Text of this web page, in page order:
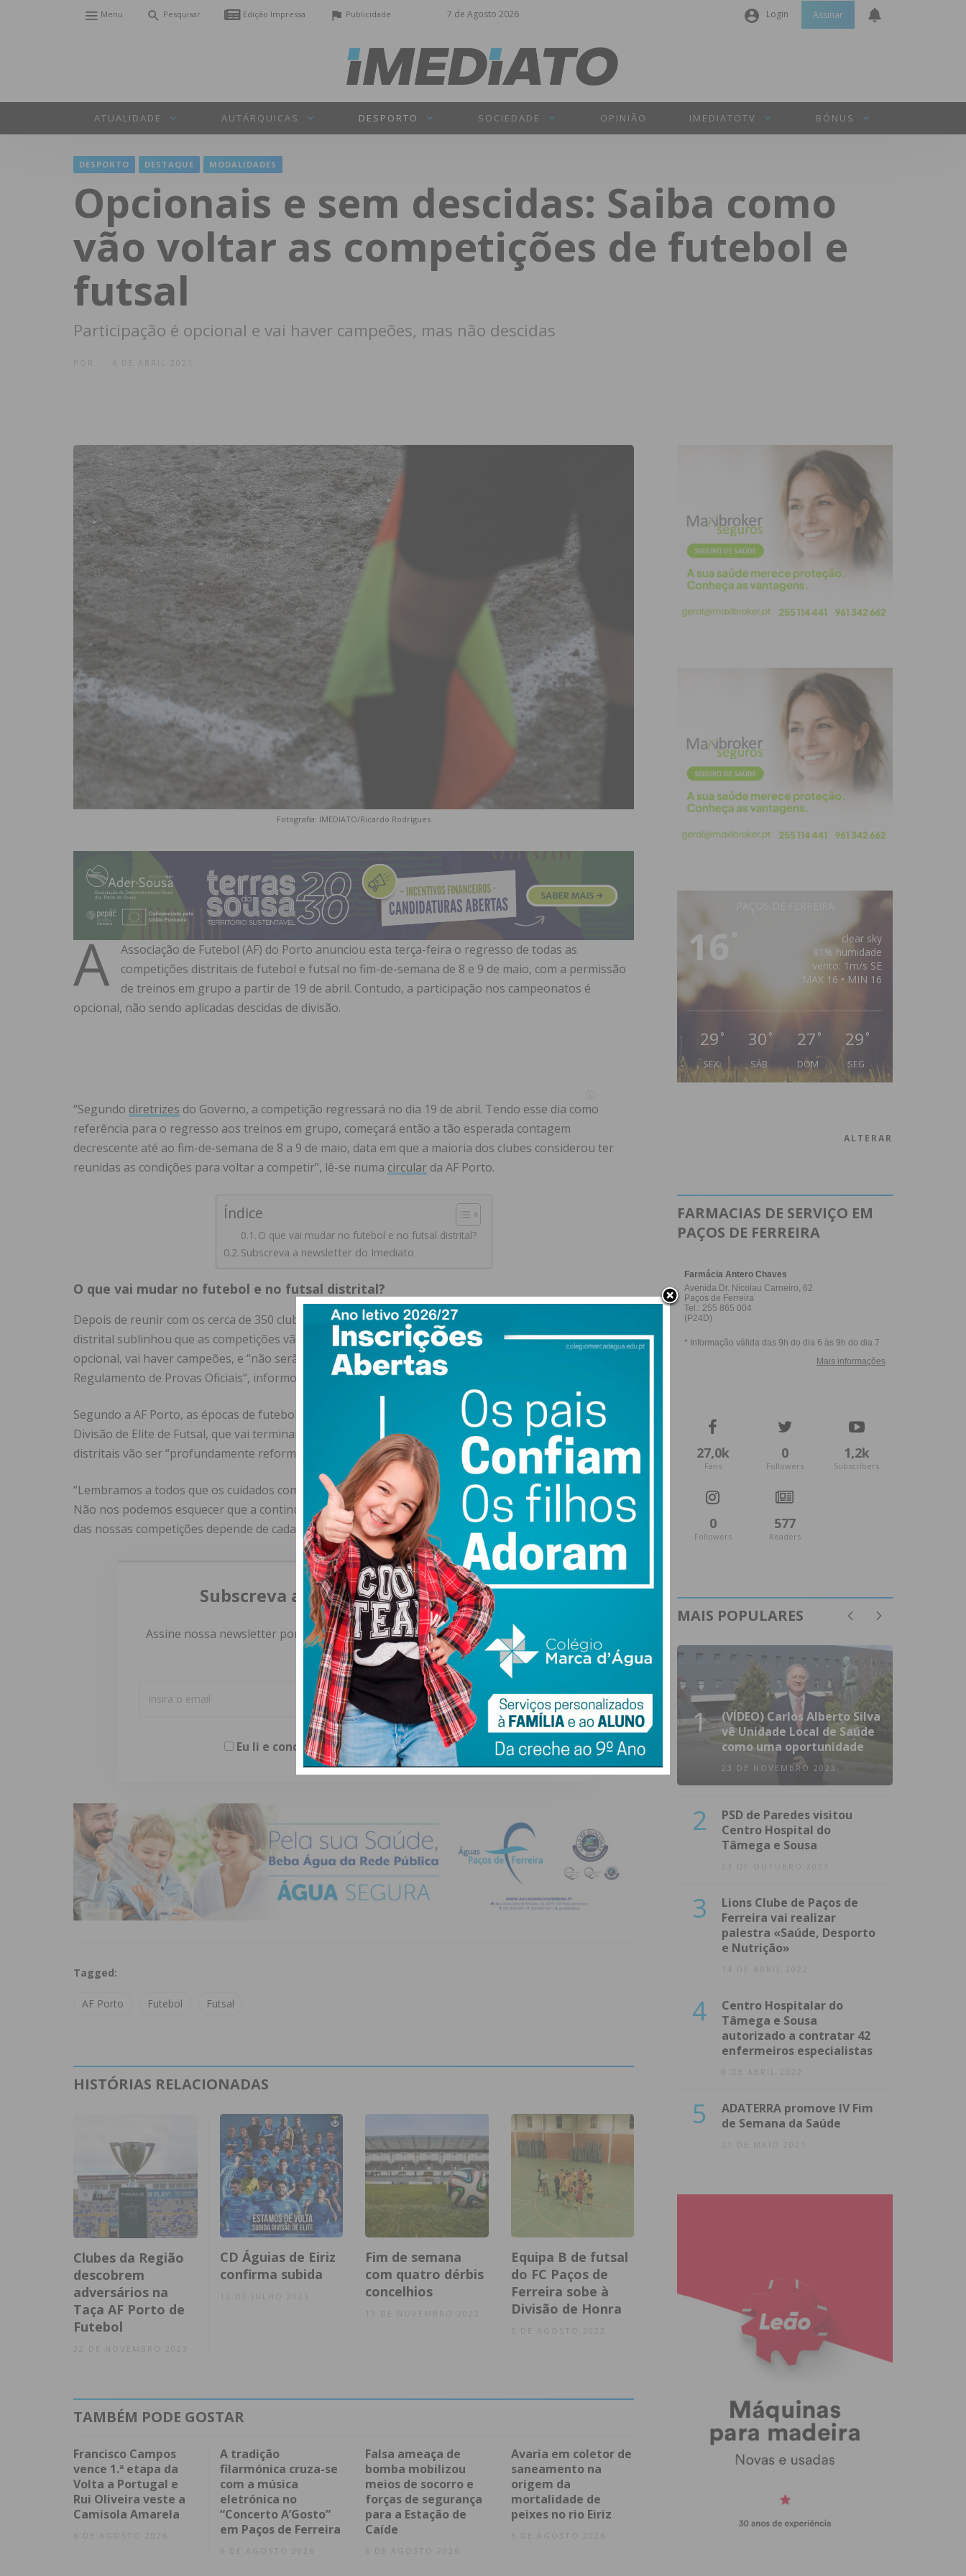
7 de Agosto 2026
Menu Pesquisar Edição Impressa Publicidade Login
Senha
INICIAR SESSÃO
Perdeu a sua senha?
Assinar
ATUALIDADE AUTÁRQUICAS DESPORTO SOCIEDADE OPINIÃO IMEDIATOTV BÓNUS
DESPORTO DESTAQUE MODALIDADES
Opcionais e sem descidas: Saiba como
vão voltar as competições de futebol e
futsal
Participação é opcional e vai haver campeões, mas não descidas
6 DE ABRIL 2021
Fotografia: IMEDIATO/Ricardo Rodrigues
A
Associação de Futebol (AF) do Porto anunciou esta terça-feira o regresso de todas as
competições distritais de futebol e futsal no fim-de-semana de 8 e 9 de maio, com a permissão
de treinos em grupo a partir de 19 de abril. Contudo, a participação nos campeonatos é
opcional, não sendo aplicadas descidas de divisão.
“Segundo diretrizes do Governo, a competição regressará no dia 19 de abril. Tendo esse dia como
referência para o regresso aos treinos em grupo, começará então a tão esperada contagem
decrescente até ao fim-de-semana de 8 a 9 de maio, data em que a maioria dos clubes considerou ter
reunidas as condições para voltar a competir”, lê-se numa circular da AF Porto.
Índice
O que vai mudar no futebol e no futsal distrital?
Subscreva a newsletter do Imediato
O que vai mudar no futebol e no futsal distrital?
Depois de reunir com os cerca de 350 clubes que disputam as suas competições, a associação de futebol
distrital sublinhou que as competições vão ser “reformuladas”. A participação nos campeonatos é
opcional, vai haver campeões, e “não serão aplicados os regimes de descidas de divisão previstos no
Regulamento de Provas Oficiais”, informou.
Segundo a AF Porto, as épocas de futebol e de futsal vão terminar a 30 de julho, com a exceção da
Divisão de Elite de Futsal, que vai terminar a 6 de junho. Na época 2022/2023, os quadros competitivos
distritais vão ser “profundamente reformulados”, realçou ainda a associação.
“Lembramos a todos que os cuidados com a saúde devem continuar a ser a nossa grande prioridade.
Não nos podemos esquecer que a continuidade do processo de desconfinamento, dos nossos treinos e
das nossas competições depende de cada um de nós”, apelou a AF Porto.
Subscreva a newsletter do Imediato
Assine nossa newsletter por e-mail e obtenha de forma regular a informação
atualizada.
Eu li e concordo com ostermos e condições
Tagged:
AF Porto Futebol Futsal
HISTÓRIAS RELACIONADAS
Clubes da Região
descobrem
adversários na
Taça AF Porto de
Futebol
CD Águias de Eiriz
confirma subida
Fim de semana
com quatro dérbis
concelhios
Equipa B de futsal
do FC Paços de
Ferreira sobe à
Divisão de Honra
5 DE AGOSTO 2022
TAMBÉM PODE GOSTAR
Francisco Campos
vence 1.ª etapa da
Volta a Portugal e
Rui Oliveira veste a
Camisola Amarela
6 DE AGOSTO 2026
A tradição
filarmónica cruza-se
com a música
eletrónica no
“Concerto A’Gosto”
em Paços de Ferreira
6 DE AGOSTO 2026
Falsa ameaça de
bomba mobilizou
meios de socorro e
forças de segurança
para a Estação de
Caíde
6 DE AGOSTO 2026
Avaria em coletor de
saneamento na
origem da
mortalidade de
peixes no rio Eiriz
6 DE AGOSTO 2026
16
clear sky
81% humidade
vento: 1m/s SE
MAX 16 • MIN 16
29 °
SEX
30 °
SÁB
27 °
DOM
29 °
SEG
ALTERAR
FARMACIAS DE SERVIÇO EM
PAÇOS DE FERREIRA
27,0k
Fans
0
Followers
1,2k
Subscribers
0
Followers
577
Readers
MAIS POPULARES
1
(VÍDEO) Carlos Alberto Silva
vê Unidade Local de Saúde
como uma oportunidade
23 DE NOVEMBRO 2023
2
PSD de Paredes visitou
Centro Hospital do
Tâmega e Sousa
23 DE OUTUBRO 2023
3
Lions Clube de Paços de
Ferreira vai realizar
palestra «Saúde, Desporto
e Nutrição»
14 DE ABRIL 2022
4
Centro Hospitalar do
Tâmega e Sousa
autorizado a contratar 42
enfermeiros especialistas
8 DE ABRIL 2022
5
ADATERRA promove IV Fim
de Semana da Saúde
21 DE MAIO 2021